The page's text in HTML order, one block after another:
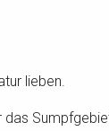
lieben.